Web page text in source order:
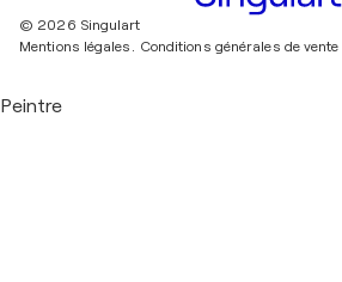
© 2026 Singulart
Mentions légales. Conditions générales de vente
Peintre